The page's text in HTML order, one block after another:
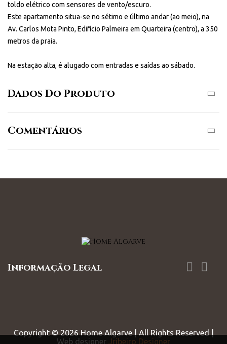
toldo elétrico com sensores de vento/escuro.
Este apartamento situa-se no sétimo e último andar (ao meio), na
Av. Carlos Mota Pinto, Edifício Palmeira em Quarteira (centro), a 350
metros da praia.
Na estação alta, é alugado com entradas e saídas ao sábado.
Dados Do Produto
Comentários
Informação Legal  
Copyright ©2026Home Algarve | All Rights Reserved |
Web designer Jribeiro Designer